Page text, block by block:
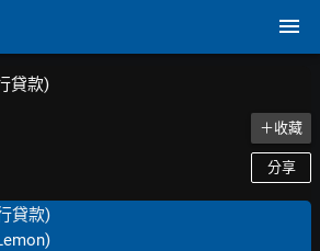
貸款)
＋收藏
分享
貸款)